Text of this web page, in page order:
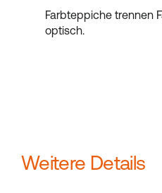
Farbteppiche trennen
optisch.
Weitere Details